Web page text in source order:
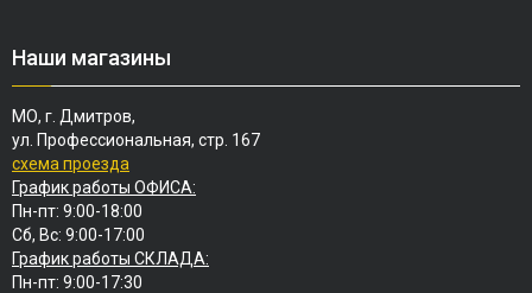
Наши магазины
МО, г. Дмитров,
ул. Профессиональная, стр. 167
схема проезда
График работы ОФИСА:
Пн-пт: 9:00-18:00
Сб, Вс: 9:00-17:00
График работы СКЛАДА:
Пн-пт: 9:00-17:30